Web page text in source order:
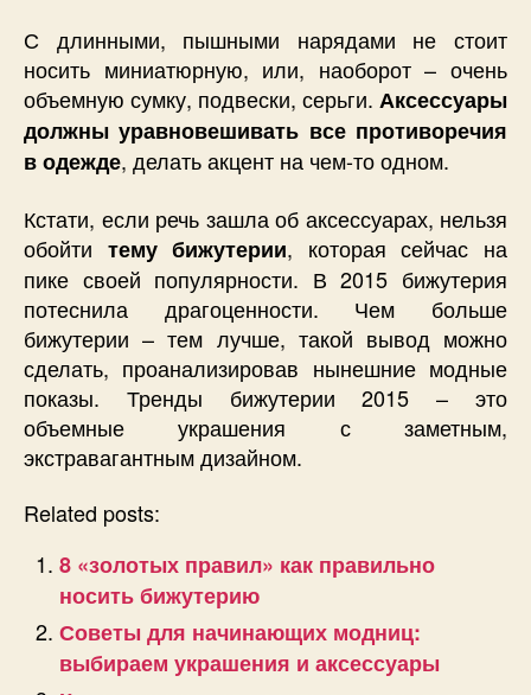
С длинными, пышными нарядами не стоит
носить миниатюрную, или, наоборот – очень
объемную сумку, подвески, серьги. Аксессуары
должны уравновешивать все противоречия
в одежде, делать акцент на чем-то одном.
Кстати, если речь зашла об аксессуарах, нельзя
обойти тему бижутерии, которая сейчас на
пике своей популярности. В 2015 бижутерия
потеснила драгоценности. Чем больше
бижутерии – тем лучше, такой вывод можно
сделать, проанализировав нынешние модные
показы. Тренды бижутерии 2015 – это
объемные украшения с заметным,
экстравагантным дизайном.
Related posts:
8 «золотых правил» как правильно
носить бижутерию
Советы для начинающих модниц:
выбираем украшения и аксессуары